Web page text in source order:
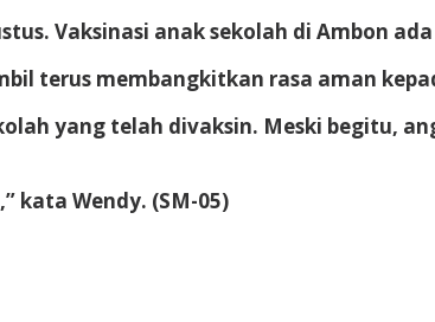
Vaksinasi anak sekolah di Ambon
terus membangkitkan rasa aman
yang telah divaksin. Meski begitu,
kata Wendy. (SM-05)